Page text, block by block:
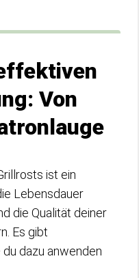
Von
ist ein
Lebensdauer
die Qualität deiner
Es gibt
dazu anwenden